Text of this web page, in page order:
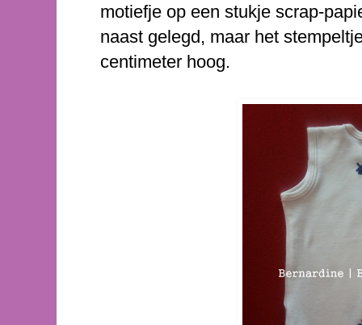
motiefje op een stukje scrap-
naast gelegd, maar het
centimeter hoog.